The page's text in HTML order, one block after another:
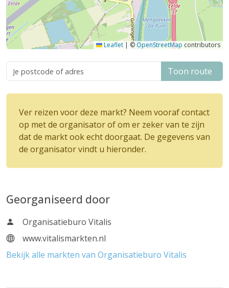
Leaflet | © OpenStreetMap contributors
Toon route
Ver reizen voor deze markt? Neem vooraf contact
op met de organisator of om er zeker van te zijn
dat de markt ook echt doorgaat. De gegevens van
de organisator vindt u hieronder.
Georganiseerd door
Organisatieburo Vitalis
www.vitalismarkten.nl
Bekijk alle markten van Organisatieburo Vitalis